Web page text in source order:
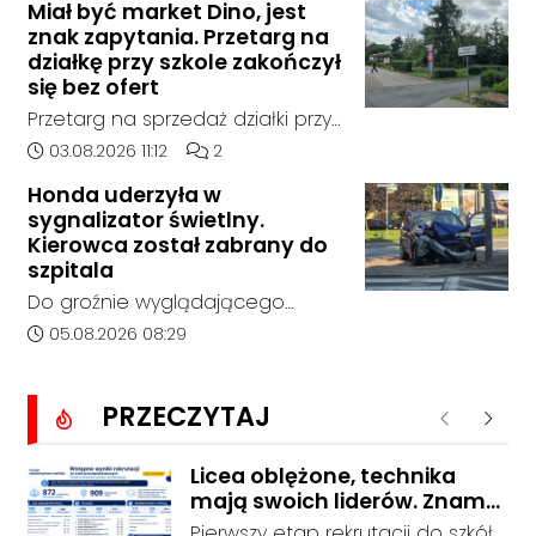
miejscowości w Goszyce. Od
tego momentu nie nawiązał
kontaktu z rodziną.
policja, został on odnaleziony w
sobotę, 1 sierpnia, na terenie
kompleksu leśnego w powiecie
raciborskim, w województwie
śląskim.
Miał być market Dino, jest
znak zapytania. Przetarg na
działkę przy szkole zakończył
się bez ofert
Przetarg na sprzedaż działki przy
Zespole Szkół Technicznych i
Kędzierzynie-Koźlu zakończył się
bez rozstrzygnięcia. Mimo
wcześniejszego zainteresowania
terenem ze strony sieci Dino, do
postępowania nie zgłosił się
żaden oferent.
Data dodania artykułu:
03.08.2026 11:12 Liczba komentarzy artykułu:
2
Honda uderzyła w
sygnalizator świetlny.
Kierowca został zabrany do
szpitala
Do groźnie wyglądającego
zdarzenia drogowego doszło w
godziny 6:30 kierujący
samochodem marki Honda
zjechał z drogi i uderzył w
sygnalizator świetlny.
Data dodania artykułu:
05.08.2026 08:29
PRZECZYTAJ Poprzednie
Licea oblężone, technika
mają swoich liderów. Znamy
wstępne wyniki rekrutacji do